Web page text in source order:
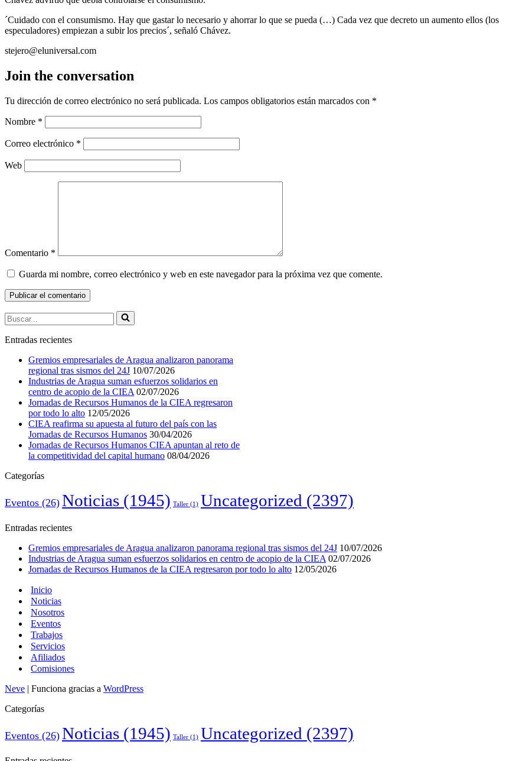
´Cuidado con el consumismo. Hay que gastar lo necesario y ahorrar lo que se pueda (…) Cada vez que decreto un aumento ellos (los
especuladores) empiezan a subir los precios´, señaló Chávez.
stejero@eluniversal.com
Join the conversation
Tu dirección de correo electrónico no será publicada. Los campos obligatorios están marcados con *
Nombre *
Correo electrónico *
Web
Comentario *
Guarda mi nombre, correo electrónico y web en este navegador para la próxima vez que comente.
Buscar...
Entradas recientes
Gremios empresariales de Aragua analizaron panorama
regional tras sismos del 24J 10/07/2026
Industrias de Aragua suman esfuerzos solidarios en
centro de acopio de la CIEA 02/07/2026
Jornadas de Recursos Humanos de la CIEA regresaron
por todo lo alto 12/05/2026
CIEA reafirma su apuesta al futuro del país con las
Jornadas de Recursos Humanos 30/04/2026
Jornadas de Recursos Humanos CIEA apuntan al reto de
la competitividad del capital humano 08/04/2026
Categorías
Eventos (26) Noticias (1945) Taller (1) Uncategorized (2397)
Entradas recientes
Gremios empresariales de Aragua analizaron panorama regional tras sismos del 24J 10/07/2026
Industrias de Aragua suman esfuerzos solidarios en centro de acopio de la CIEA 02/07/2026
Jornadas de Recursos Humanos de la CIEA regresaron por todo lo alto 12/05/2026
Inicio
Noticias
Nosotros
Eventos
Trabajos
Servicios
Afiliados
Comisiones
Neve | Funciona gracias a WordPress
Categorías
Eventos (26) Noticias (1945) Taller (1) Uncategorized (2397)